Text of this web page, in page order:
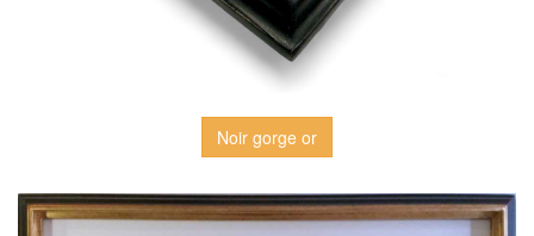
Noir gorge or